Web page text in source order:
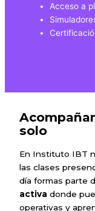
Acceso a
solo
En Instituto IBT
las clases
día formas parte
activa donde
operativas y